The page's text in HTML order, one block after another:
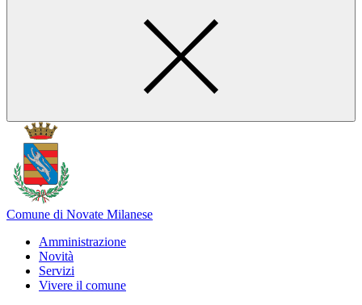
Comune di Novate Milanese
Amministrazione
Novità
Servizi
Vivere il comune